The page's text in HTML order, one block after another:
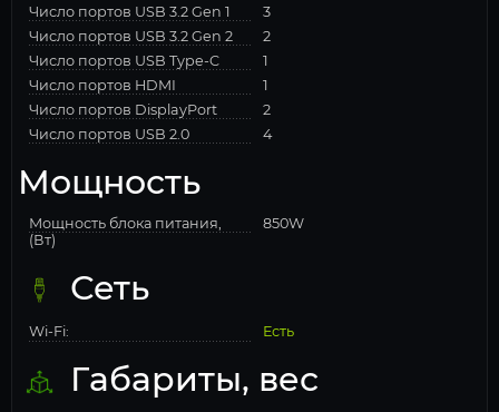
Число портов USB 3.2 Gen 1
3
Число портов USB 3.2 Gen 2
2
Число портов USB Type-C
1
Число портов HDMI
1
Число портов DisplayPort
2
Число портов USB 2.0
4
Мощность
Мощность блока питания,
(Вт)
850W
Сеть
Wi-Fi: Есть
Габариты, вес